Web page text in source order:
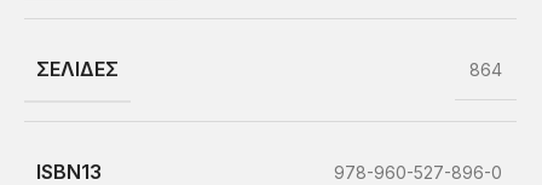
ΣΕΛΙΔΕΣ 864
ISBN13 978-960-527-896-0